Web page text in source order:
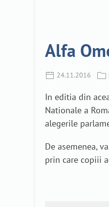
Alfa
24.11.2016
In editia din
Nationale a
alegerile
De asemenea,
prin care copiii